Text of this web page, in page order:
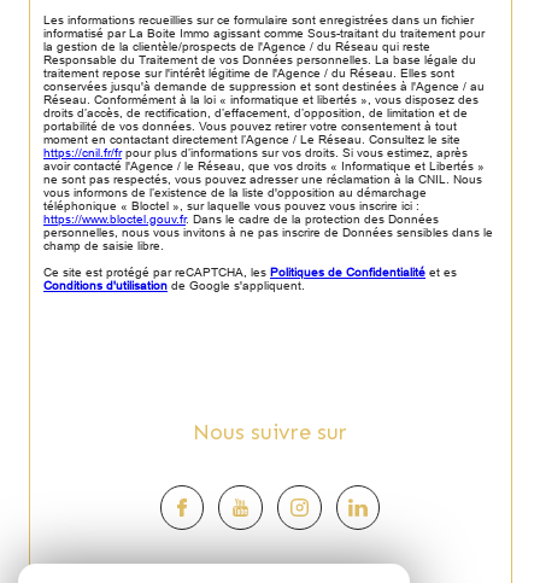
Les informations recueillies sur ce formulaire sont enregistrées dans un fichier
informatisé par La Boite Immo agissant comme Sous-traitant du traitement pour
la gestion de la clientèle/prospects de l'Agence / du Réseau qui reste
Responsable du Traitement de vos Données personnelles. La base légale du
traitement repose sur l'intérêt légitime de l'Agence / du Réseau. Elles sont
conservées jusqu'à demande de suppression et sont destinées à l'Agence / au
Réseau. Conformément à la loi « informatique et libertés », vous disposez des
droits d’accès, de rectification, d’effacement, d’opposition, de limitation et de
portabilité de vos données. Vous pouvez retirer votre consentement à tout
moment en contactant directement l’Agence / Le Réseau. Consultez le site
https://cnil.fr/frpour plus d’informations sur vos droits. Si vous estimez, après
avoir contacté l'Agence / le Réseau, que vos droits « Informatique et Libertés »
ne sont pas respectés, vous pouvez adresser une réclamation à la CNIL. Nous
vous informons de l’existence de la liste d'opposition au démarchage
téléphonique « Bloctel », sur laquelle vous pouvez vous inscrire ici :
https://www.bloctel.gouv.fr. Dans le cadre de la protection des Données
personnelles, nous vous invitons à ne pas inscrire de Données sensibles dans le
champ de saisie libre.
Ce site est protégé par reCAPTCHA, les Politiques de Confidentialité et es
Conditions d'utilisation de Google s'appliquent.
Nous suivre sur